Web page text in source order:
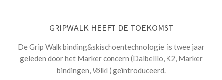
GRIPWALK HEEFT DE TOEKOMST
De Grip Walk binding&skischoentechnologie is twee jaar
geleden door het Marker concern (Dalbelllo, K2, Marker
bindingen, Völkl ) geïntroduceerd.